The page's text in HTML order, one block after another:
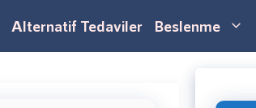
Alternatif Tedaviler Beslenme